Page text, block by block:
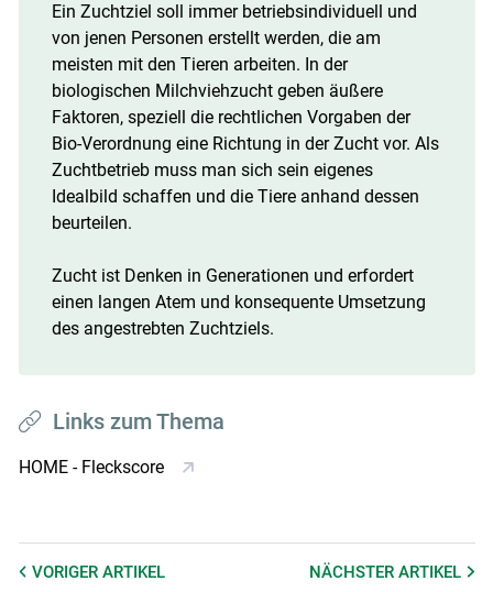
Ein Zuchtziel soll immer betriebsindividuell und
von jenen Personen erstellt werden, die am
meisten mit den Tieren arbeiten. In der
biologischen Milchviehzucht geben äußere
Faktoren, speziell die rechtlichen Vorgaben der
Bio-Verordnung eine Richtung in der Zucht vor. Als
Zuchtbetrieb muss man sich sein eigenes
Idealbild schaffen und die Tiere anhand dessen
beurteilen.
Zucht ist Denken in Generationen und erfordert
einen langen Atem und konsequente Umsetzung
des angestrebten Zuchtziels.
Links zum Thema
HOME - Fleckscore
VORIGER ARTIKEL NÄCHSTERARTIKEL